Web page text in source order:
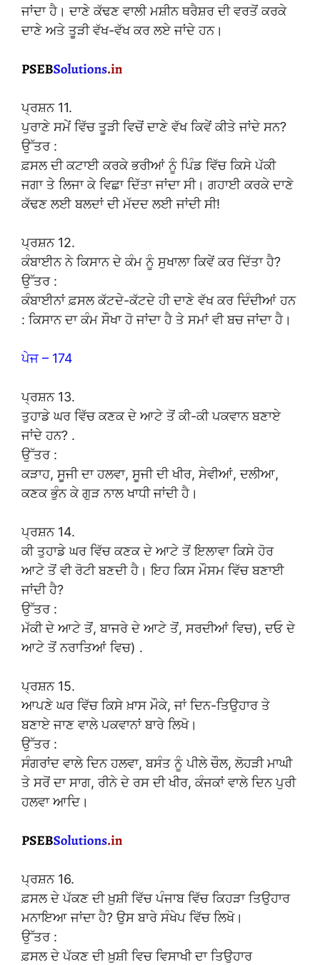
ਜਾਂਦਾ ਹੈ। ਦਾਣੇ ਕੱਢਣ ਵਾਲੀ ਮਸ਼ੀਨ ਥਰੈਸ਼ਰ ਦੀ ਵਰਤੋਂ ਕਰਕੇ
ਦਾਣੇ ਅਤੇ ਤੂੜੀ ਵੱਖ-ਵੱਖ ਕਰ ਲਏ ਜਾਂਦੇ ਹਨ।
ਪ੍ਰਸ਼ਨ 11.
ਪੁਰਾਣੇ ਸਮੇਂ ਵਿੱਚ ਤੂੜੀ ਵਿਚੋਂ ਦਾਣੇ ਵੱਖ ਕਿਵੇਂ ਕੀਤੇ ਜਾਂਦੇ ਸਨ?
ਉੱਤਰ :
ਫ਼ਸਲ ਦੀ ਕਟਾਈ ਕਰਕੇ ਭਰੀਆਂ ਨੂੰ ਪਿੰਡ ਵਿੱਚ ਕਿਸੇ ਪੱਕੀ
ਜਗਾ ਤੇ ਲਿਜਾ ਕੇ ਵਿਛਾ ਦਿੱਤਾ ਜਾਂਦਾ ਸੀ। ਗਹਾਈ ਕਰਕੇ ਦਾਣੇ
ਕੱਢਣ ਲਈ ਬਲਦਾਂ ਦੀ ਮੱਦਦ ਲਈ ਜਾਂਦੀ ਸੀ!
ਪ੍ਰਸ਼ਨ 12.
ਕੰਬਾਈਨ ਨੇ ਕਿਸਾਨ ਦੇ ਕੰਮ ਨੂੰ ਸੁਖਾਲਾ ਕਿਵੇਂ ਕਰ ਦਿੱਤਾ ਹੈ?
ਉੱਤਰ :
ਕੰਬਾਈਨਾਂ ਫ਼ਸਲ ਕੱਟਦੇ-ਕੱਟਦੇ ਹੀ ਦਾਣੇ ਵੱਖ ਕਰ ਦਿੰਦੀਆਂ ਹਨ
: ਕਿਸਾਨ ਦਾ ਕੰਮ ਸੌਖਾ ਹੋ ਜਾਂਦਾ ਹੈ ਤੇ ਸਮਾਂ ਵੀ ਬਚ ਜਾਂਦਾ ਹੈ।
ਪੇਜ – 174
ਪ੍ਰਸ਼ਨ 13.
ਤੁਹਾਡੇ ਘਰ ਵਿੱਚ ਕਣਕ ਦੇ ਆਟੇ ਤੋਂ ਕੀ-ਕੀ ਪਕਵਾਨ ਬਣਾਏ
ਜਾਂਦੇ ਹਨ? .
ਉੱਤਰ :
ਕੜਾਹ, ਸੂਜੀ ਦਾ ਹਲਵਾ, ਸੂਜੀ ਦੀ ਖੀਰ, ਸੇਵੀਆਂ, ਦਲੀਆ,
ਕਣਕ ਭੁੰਨ ਕੇ ਗੁੜ ਨਾਲ ਖਾਧੀ ਜਾਂਦੀ ਹੈ।
ਪ੍ਰਸ਼ਨ 14.
ਕੀ ਤੁਹਾਡੇ ਘਰ ਵਿੱਚ ਕਣਕ ਦੇ ਆਟੇ ਤੋਂ ਇਲਾਵਾ ਕਿਸੇ ਹੋਰ
ਆਟੇ ਤੋਂ ਵੀ ਰੋਟੀ ਬਣਦੀ ਹੈ। ਇਹ ਕਿਸ ਮੌਸਮ ਵਿੱਚ ਬਣਾਈ
ਜਾਂਦੀ ਹੈ?
ਉੱਤਰ :
ਮੱਕੀ ਦੇ ਆਟੇ ਤੋਂ, ਬਾਜਰੇ ਦੇ ਆਟੇ ਤੋਂ, ਸਰਦੀਆਂ ਵਿਚ), ਦਓ ਦੇ
ਆਟੇ ਤੋਂ ਨਰਾਤਿਆਂ ਵਿਚ) .
ਪ੍ਰਸ਼ਨ 15.
ਆਪਣੇ ਘਰ ਵਿੱਚ ਕਿਸੇ ਖ਼ਾਸ ਮੌਕੇ, ਜਾਂ ਦਿਨ-ਤਿਉਹਾਰ ਤੇ
ਬਣਾਏ ਜਾਣ ਵਾਲੇ ਪਕਵਾਨਾਂ ਬਾਰੇ ਲਿਖੋ।
ਉੱਤਰ :
ਸੰਗਰਾਂਦ ਵਾਲੇ ਦਿਨ ਹਲਵਾ, ਬਸੰਤ ਨੂੰ ਪੀਲੇ ਚੌਲ, ਲੋਹੜੀ ਮਾਘੀ
ਤੇ ਸਰੋਂ ਦਾ ਸਾਗ, ਰੀਨੇ ਦੇ ਰਸ ਦੀ ਖੀਰ, ਕੰਜਕਾਂ ਵਾਲੇ ਦਿਨ ਪੁਰੀ
ਹਲਵਾ ਆਦਿ।
ਪ੍ਰਸ਼ਨ 16.
ਫ਼ਸਲ ਦੇ ਪੱਕਣ ਦੀ ਖ਼ੁਸ਼ੀ ਵਿੱਚ ਪੰਜਾਬ ਵਿੱਚ ਕਿਹੜਾ ਤਿਉਹਾਰ
ਮਨਾਇਆ ਜਾਂਦਾ ਹੈ? ਉਸ ਬਾਰੇ ਸੰਖੇਪ ਵਿੱਚ ਲਿਖੋ।
ਉੱਤਰ :
ਫ਼ਸਲ ਦੇ ਪੱਕਣ ਦੀ ਖ਼ੁਸ਼ੀ ਵਿਚ ਵਿਸਾਖੀ ਦਾ ਤਿਉਹਾਰ